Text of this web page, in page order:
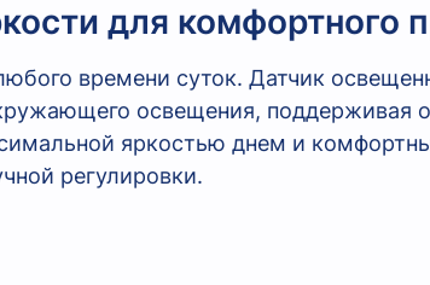
для комфортного
времени суток. Датчик
освещения, поддерживая
яркостью днем и
регулировки.